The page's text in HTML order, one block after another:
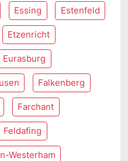
Essing Estenfeld
Etzenricht
Eurasburg
Falkenberg
Farchant
Feldafing
Westerham